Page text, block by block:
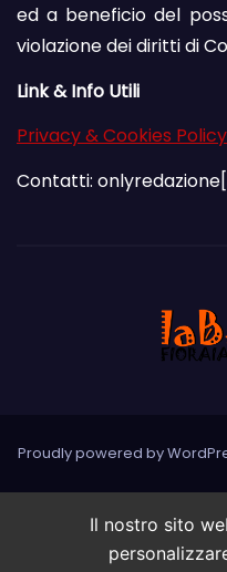
ed a beneficio del
violazione dei diritti di
Link & Info Utili
Privacy & Cookies Policy
Contatti:
Proudly powered by
Il nostro sito